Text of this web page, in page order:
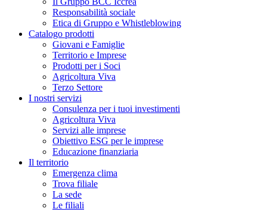
Responsabilità sociale
Etica di Gruppo e Whistleblowing
Catalogo prodotti
Giovani e Famiglie
Territorio e Imprese
Prodotti per i Soci
Agricoltura Viva
Terzo Settore
I nostri servizi
Consulenza per i tuoi investimenti
Agricoltura Viva
Servizi alle imprese
Obiettivo ESG per le imprese
Educazione finanziaria
Il territorio
Emergenza clima
Trova filiale
La sede
Le filiali